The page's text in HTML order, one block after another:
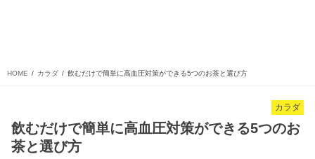
HOME カラダ 飲むだけで簡単に高血圧対策ができる5つのお茶と選び方
カラダ
飲むだけで簡単に高血圧対策ができる5つのお
茶と選び方